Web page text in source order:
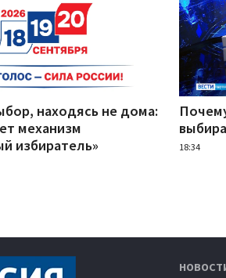
находясь не дома:
механизм
избиратель»
18:34